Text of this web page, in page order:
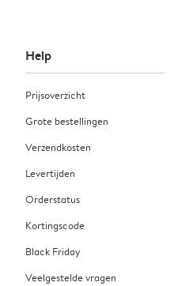
Help
Prijsoverzicht
Grote bestellingen
Verzendkosten
Levertijden
Orderstatus
Kortingscode
Black Friday
Veelgestelde vragen